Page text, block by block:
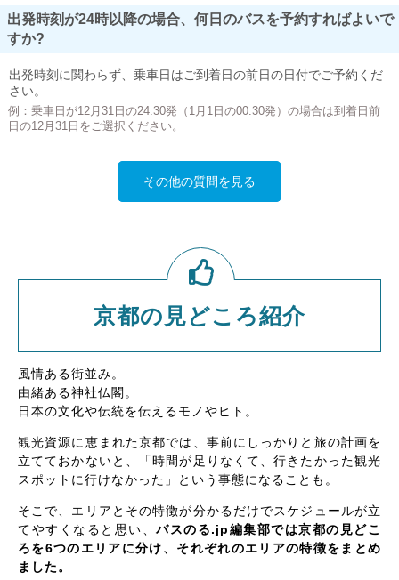
出発時刻が24時以降の場合、何日のバスを予約すればよいで
すか?
出発時刻に関わらず、乗車日はご到着日の前日の日付でご予約くだ
さい。
例：乗車日が12月31日の24:30発（1月1日の00:30発）の場合は到着日前
日の12月31日をご選択ください。
その他の質問を見る
京都の見どころ紹介
風情ある街並み。
由緒ある神社仏閣。
日本の文化や伝統を伝えるモノやヒト。
観光資源に恵まれた京都では、事前にしっかりと旅の計画を
立てておかないと、「時間が足りなくて、行きたかった観光
スポットに行けなかった」という事態になることも。
そこで、エリアとその特徴が分かるだけでスケジュールが立
てやすくなると思い、バスのる.jp編集部では京都の見どこ
ろを6つのエリアに分け、それぞれのエリアの特徴をまとめ
ました。